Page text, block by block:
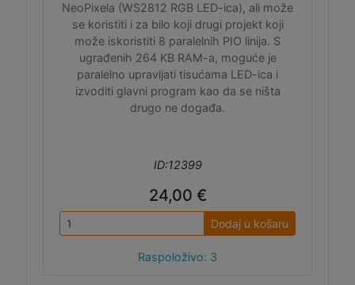
NeoPixela (WS2812 RGB LED-ica), ali može
se koristiti i za bilo koji drugi projekt koji
može iskoristiti 8 paralelnih PIO linija. S
ugrađenih 264 KB RAM-a, moguće je
paralelno upravljati tisućama LED-ica i
izvoditi glavni program kao da se ništa
drugo ne događa.
ID:12399
24,00 €
Dodaj u košaru
Raspoloživo: 3